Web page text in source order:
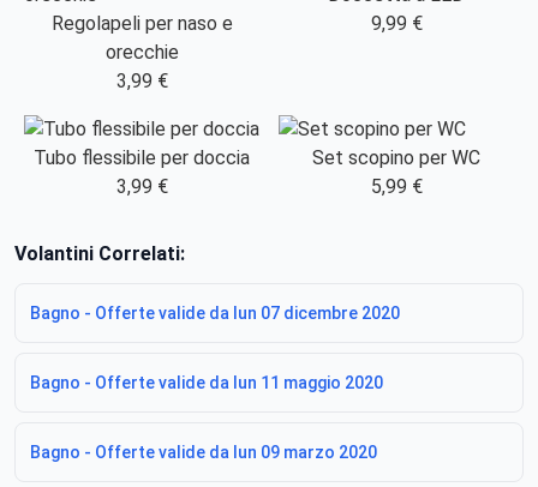
Regolapeli per naso e
orecchie
3,99 €
9,99 €
Tubo flessibile per doccia
3,99 €
Set scopino per WC
5,99 €
Volantini Correlati:
Bagno - Offerte valide da lun 07 dicembre 2020
Bagno - Offerte valide da lun 11 maggio 2020
Bagno - Offerte valide da lun 09 marzo 2020